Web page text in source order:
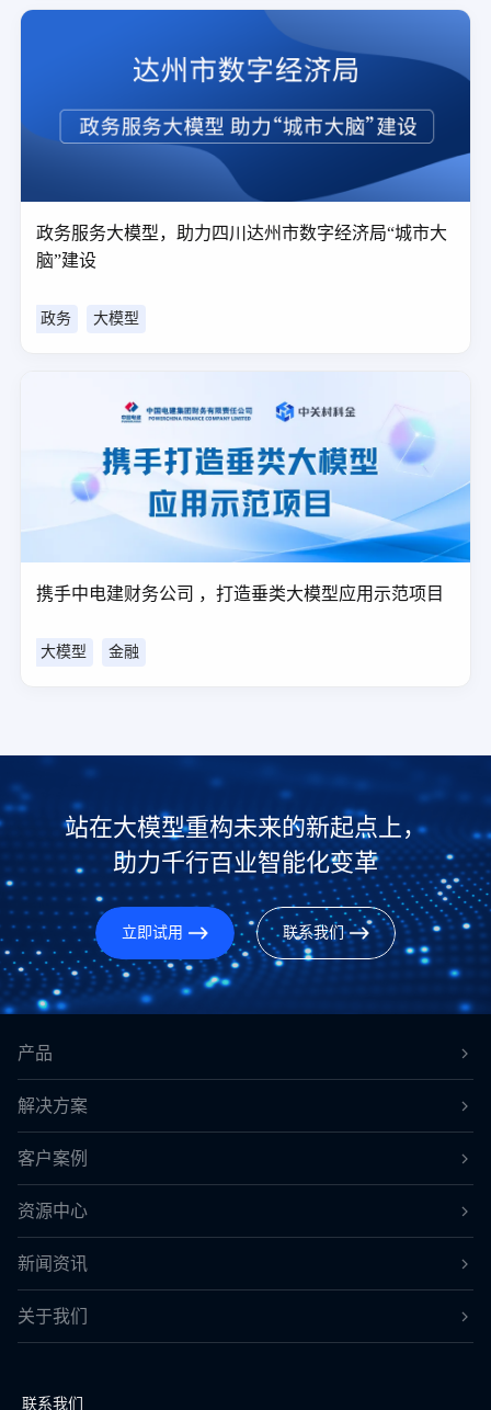
政务服务大模型，助力四川达州市数字经济局“城市大
脑”建设
政务 大模型
携手中电建财务公司 ，打造垂类大模型应用示范项目
大模型 金融
站在大模型重构未来的新起点上，
助力千行百业智能化变革
立即试用 联系我们
产品
解决方案
客户案例
资源中心
新闻资讯
关于我们
联系我们